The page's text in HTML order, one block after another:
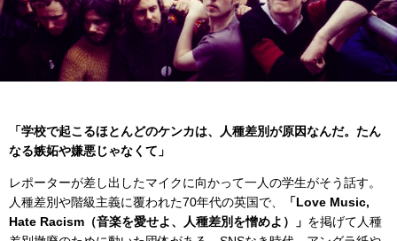
「学校で起こるほとんどのケンカは、人種差別が原因なんだ。たん
なる嫉妬や嫌悪じゃなくて」
レポーターが差し出したマイクに向かって一人の学生がそう話す。
人種差別や階級主義に覆われた70年代の英国で、
「Love Music,
Hate Racism（音楽を愛せよ、人種差別を憎めよ）」 を掲げて人種